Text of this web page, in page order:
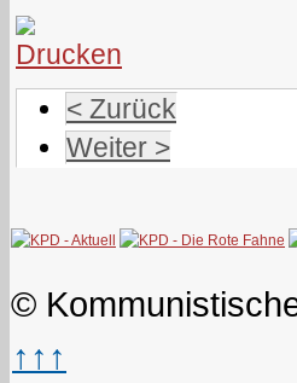
< Zurück
Weiter >
©
↑↑↑